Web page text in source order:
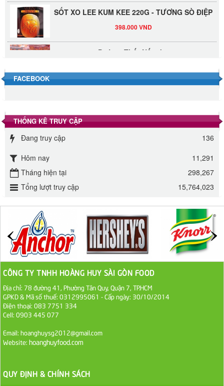
SỐT XO LEE KUM KEE 220G - TƯƠNG SÒ ĐIỆP
Đường Thốt Nốt 1kg
Đường phèn hạt Long An 500g
Đường phèn Long An bao 10kg
ĐƯỜNG SẠCH CÔ BA BIÊN HÒA 1KG
27.000 VND
Đường cát trắng An Khê bao 50kg
1.100.000 VND
Sa Tế Tôm Cholimex PET Hũ 450g
36.000 VND
FACEBOOK
THỐNG KÊ TRUY CẬP
Đang truy cập
136
Hôm nay
11,291
Tháng hiện tại
298,267
Tổng lượt truy cập
15,764,023
CÔNG TY TNHH HOÀNG HUY SÀI GÒN FOOD
Địa chỉ: 78 đường 41, Phường Tân Quy, Quận 7, TP.HCM
GPKD & Mã số thuế: 0312995061 - Cấp ngày: 30/10/2014
Điện thoại: 083 7751 334
Cell: 0903 445 077
Email: hoanghuysg2012@gmail.com
Website: hoanghuyfood.com
QUY ĐỊNH & CHÍNH SÁCH